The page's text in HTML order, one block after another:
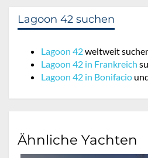
Lagoon 42 suchen
Lagoon 42weltweit
Lagoon 42 in Frankreich
Lagoon 42 in Bonifacio
Ähnliche Yachten